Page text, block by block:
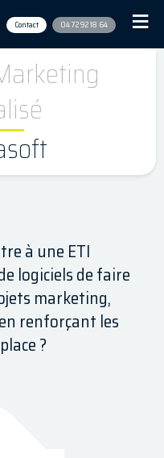
Contact 04 72 92 18 64
à une ETI
logiciels de faire
marketing,
renforçant les
?